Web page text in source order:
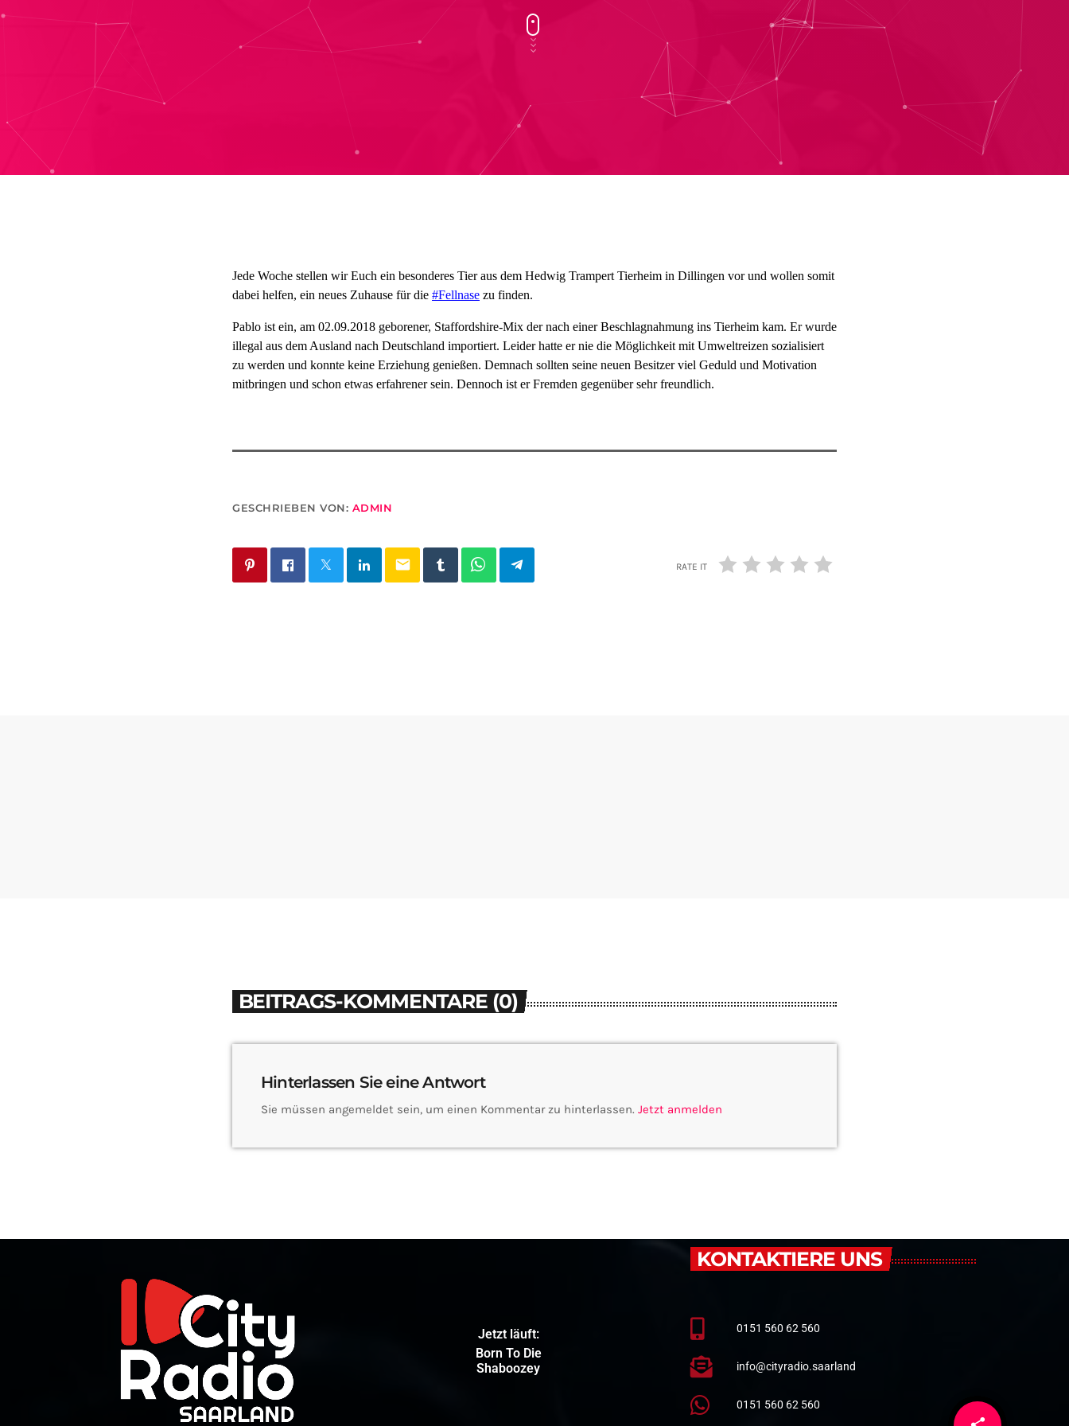
Jede Woche stellen wir Euch ein besonderes Tier aus dem Hedwig Trampert Tierheim in Dillingen vor und wollen somit
dabei helfen, ein neues Zuhause für die #Fellnase zu finden.
Pablo ist ein, am 02.09.2018 geborener, Staffordshire-Mix der nach einer Beschlagnahmung ins Tierheim kam. Er wurde
illegal aus dem Ausland nach Deutschland importiert. Leider hatte er nie die Möglichkeit mit Umweltreizen sozialisiert
zu werden und konnte keine Erziehung genießen. Demnach sollten seine neuen Besitzer viel Geduld und Motivation
mitbringen und schon etwas erfahrener sein. Dennoch ist er Fremden gegenüber sehr freundlich.
GESCHRIEBEN VON: ADMIN
email RATE IT
BEITRAGS-KOMMENTARE (0)
Hinterlassen Sie eine Antwort
Sie müssen angemeldet sein, um einen Kommentar zu hinterlassen. Jetzt anmelden
Jetzt läuft:
Born To Die
Shaboozey
KONTAKTIERE UNS
0151 560 62 560
info@cityradio.saarland
0151 560 62 560